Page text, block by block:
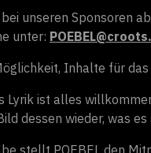
unseren Sponsoren ab
unter:
Inhalte für
Lyrik ist alles
dessen wieder, was
stellt POEBEL den